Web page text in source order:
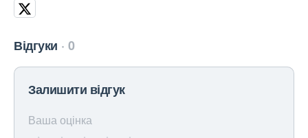
Відгуки 0
Залишити відгук
Ваша оцінка